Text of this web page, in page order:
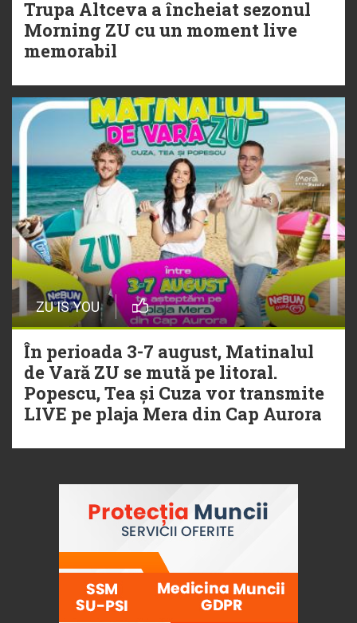
20 Iulie
Torpedoul lui Morar: Theo Rose -
Trupa Altceva a încheiat sezonul
Morning ZU cu un moment live
memorabil
ZU IS YOU
În perioada 3-7 august, Matinalul
de Vară ZU se mută pe litoral.
Popescu, Tea și Cuza vor transmite
LIVE pe plaja Mera din Cap Aurora